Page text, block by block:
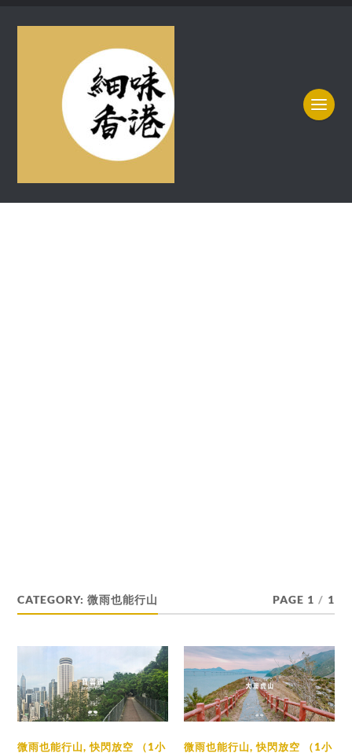
CATEGORY:微雨也能行山 PAGE 1 / 1
微雨也能行山,快閃放空 （1小
微雨也能行山,快閃放空 （1小